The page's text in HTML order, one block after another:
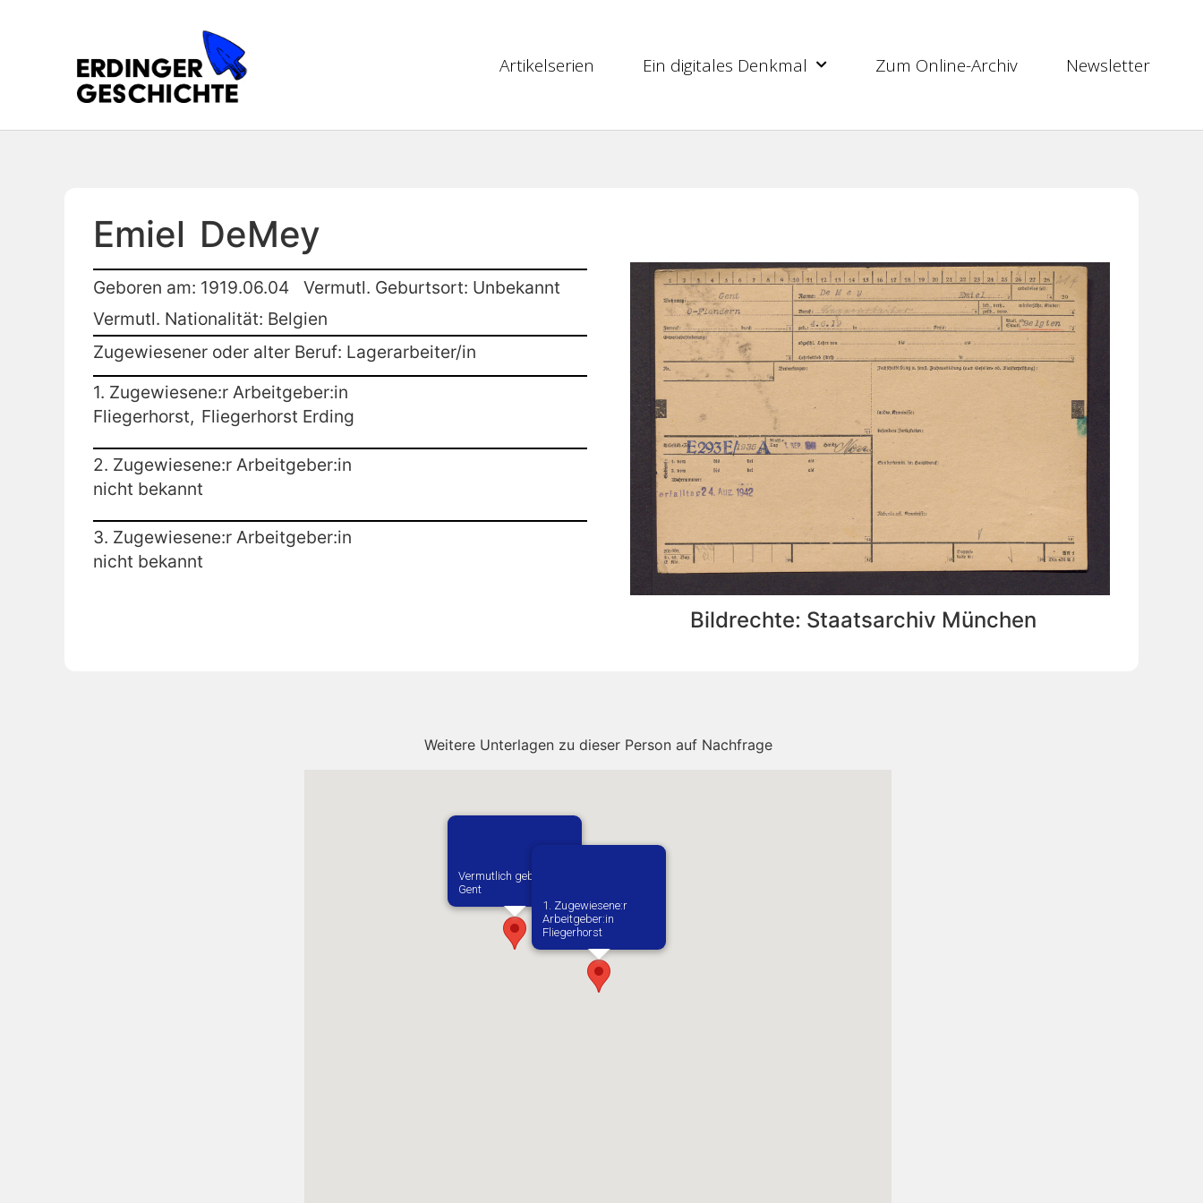
Artikelserien Ein digitales Denkmal Zum Online-Archiv Newsletter
Emiel DeMey
Geboren am: 1919.06.04
Vermutl. Geburtsort: Unbekannt
Vermutl. Nationalität: Belgien
Zugewiesener oder alter Beruf: Lagerarbeiter/in
1. Zugewiesene:r Arbeitgeber:in
Fliegerhorst, Fliegerhorst Erding
2. Zugewiesene:r Arbeitgeber:in
nicht bekannt
3. Zugewiesene:r Arbeitgeber:in
nicht bekannt
Bildrechte: Staatsarchiv München
Weitere Unterlagen zu dieser Person auf Nachfrage
Vermutlich geboren in
Gent
1. Zugewiesene:r
Arbeitgeber:in​
Fliegerhorst